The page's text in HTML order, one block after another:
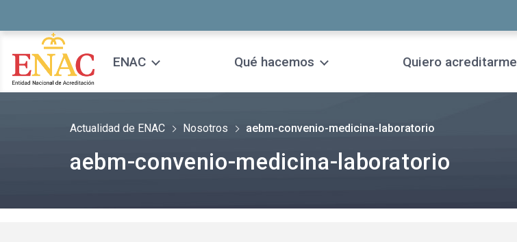
ENAC Qué hacemos Quiero acreditarme
Actualidad de ENAC Nosotros aebm-convenio-medicina-laboratorio
aebm-convenio-medicina-laboratorio